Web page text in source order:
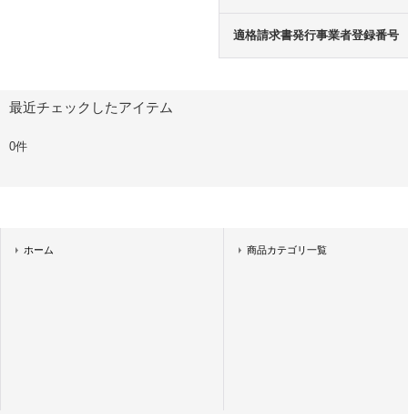
適格請求書発行事業者登録番号
最近チェックしたアイテム
0件
ホーム 商品カテゴリ一覧